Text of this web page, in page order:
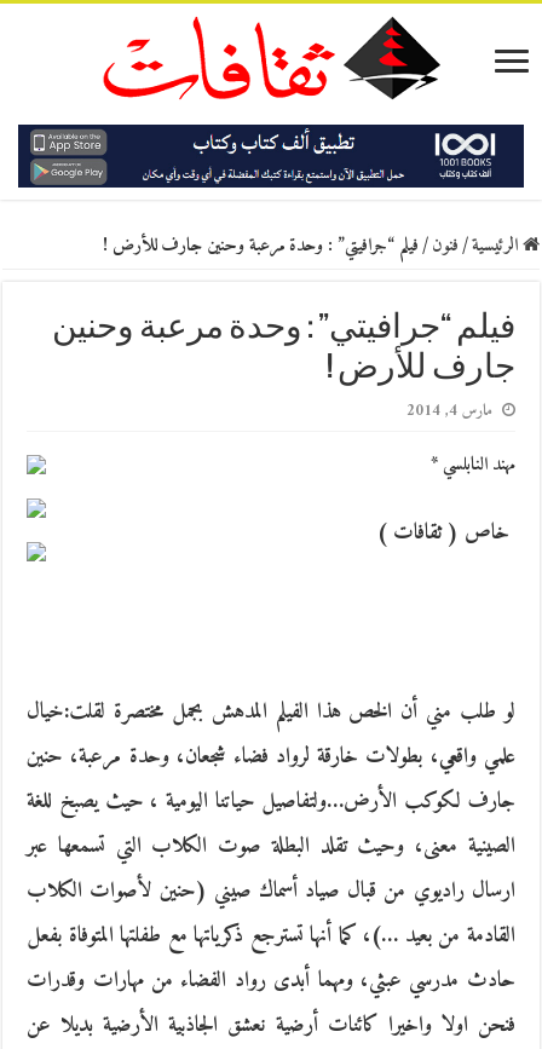
الرئيسية/فنون/فيلم “جرافيتي” : وحدة مرعبة وحنين جارف للأرض !
فيلم “جرافيتي” : وحدة مرعبة وحنين
جارف للأرض !
مارس 4, 2014
مهند النابلسي *
خاص ( ثقافات )
لو طلب مني أن الخص هذا الفيلم المدهش بجمل مختصرة لقلت:خيال
علمي واقعي، بطولات خارقة لرواد فضاء شجعان، وحدة مرعبة، حنين
جارف لكوكب الأرض…ولتفاصيل حياتنا اليومية ، حيث يصبخ للغة
الصينية معنى، وحيث تقلد البطلة صوت الكلاب التي تسمعها عبر
ارسال راديوي من قبال صياد أسماك صيني (حنين لأصوات الكلاب
القادمة من بعيد …)، كما أنها تسترجع ذكرياتها مع طفلتها المتوفاة بفعل
حادث مدرسي عبثي، ومهما أبدى رواد الفضاء من مهارات وقدرات
فنحن اولا واخيرا كائنات أرضية نعشق الجاذبية الأرضية بديلا عن